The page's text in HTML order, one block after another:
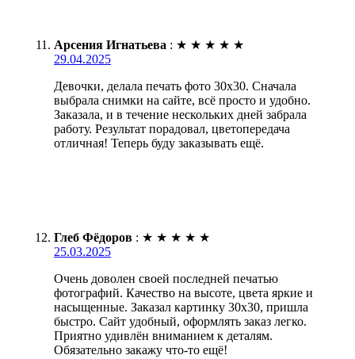
Арсения Игнатьева : ★ ★ ★ ★ ★
29.04.2025
Девочки, делала печать фото 30х30. Сначала
выбрала снимки на сайте, всё просто и удобно.
Заказала, и в течение нескольких дней забрала
работу. Результат порадовал, цветопередача
отличная! Теперь буду заказывать ещё.
Глеб Фёдоров : ★ ★ ★ ★ ★
25.03.2025
Очень доволен своей последней печатью
фотографий. Качество на высоте, цвета яркие и
насыщенные. Заказал картинку 30х30, пришла
быстро. Сайт удобный, оформлять заказ легко.
Приятно удивлён вниманием к деталям.
Обязательно закажу что-то ещё!